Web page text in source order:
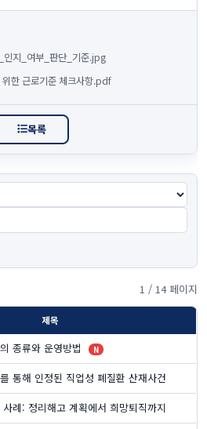
지_여부_판단_기준.jpg
한 근로기준 체크사항.pdf
목록
1 / 14 페이지
제목
종류와 운영방법 N
통해 인정된 직업성 폐질환 산재사건
례: 정리해고 계획에서 희망퇴직까지